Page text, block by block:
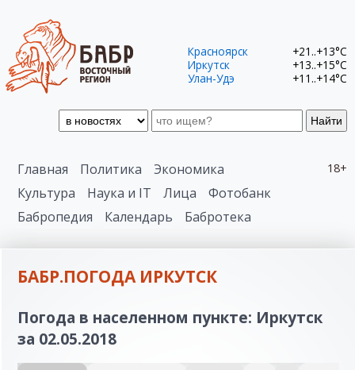
Найти
Красноярск
+21..+13°C
Иркутск
+13..+15°C
Улан-Удэ
+11..+14°C
18+
Главная Политика
Экономика
Культура
Наука и IT Лица
Фотобанк
Бабропедия
Календарь Бабротека
БАБР.ПОГОДА ИРКУТСК
Погода в населенном пункте: Иркутск
за 02.05.2018